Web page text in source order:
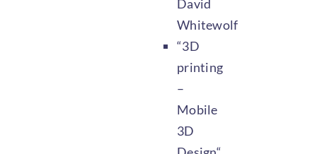
David
Whitewolf
“3D
printing
–
Mobile
3D